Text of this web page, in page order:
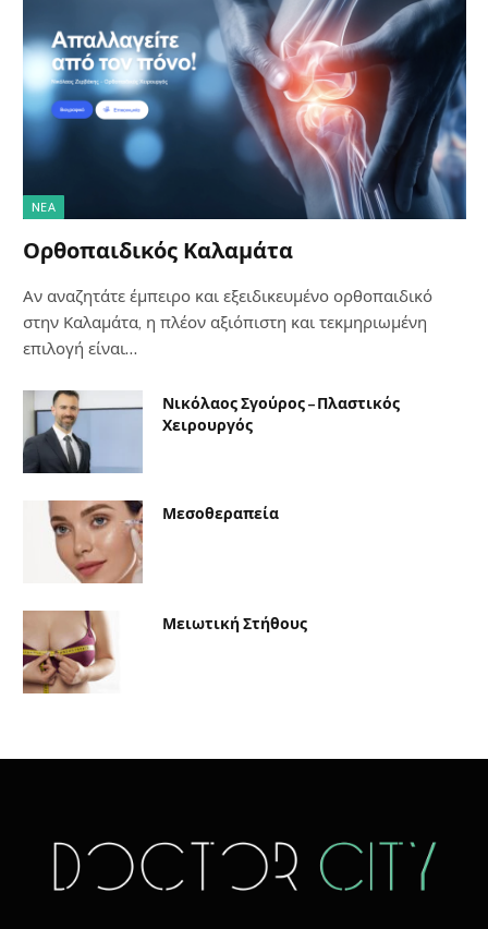
NΈΑ
Ορθοπαιδικός Καλαμάτα
Αν αναζητάτε έμπειρο και εξειδικευμένο ορθοπαιδικό
στην Καλαμάτα, η πλέον αξιόπιστη και τεκμηριωμένη
επιλογή είναι…
Νικόλαος Σγούρος – Πλαστικός
Χειρουργός
Μεσοθεραπεία
Μειωτική Στήθους